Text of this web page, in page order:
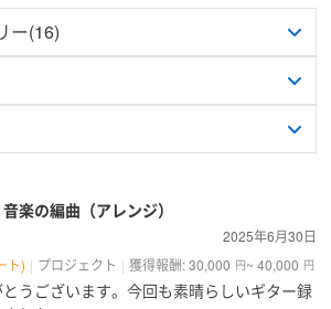
楽の編曲（アレンジ）
2025年6月30日
ト)
プロジェクト 獲得報酬: 30,000 円~ 40,000 円
うございます。今回も素晴らしいギター録